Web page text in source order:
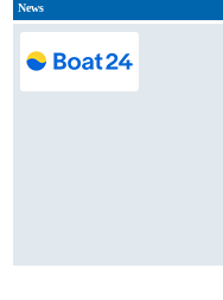
News